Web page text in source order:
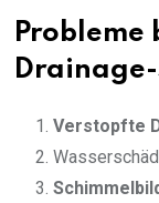
Probleme
Verstopfte